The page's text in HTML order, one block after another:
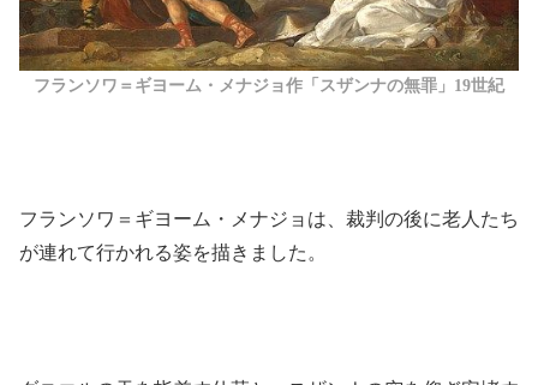
フランソワ＝ギヨーム・メナジョ作「スザンナの無罪」19世紀
フランソワ＝ギヨーム・メナジョは、裁判の後に老人たち
が連れて行かれる姿を描きました。